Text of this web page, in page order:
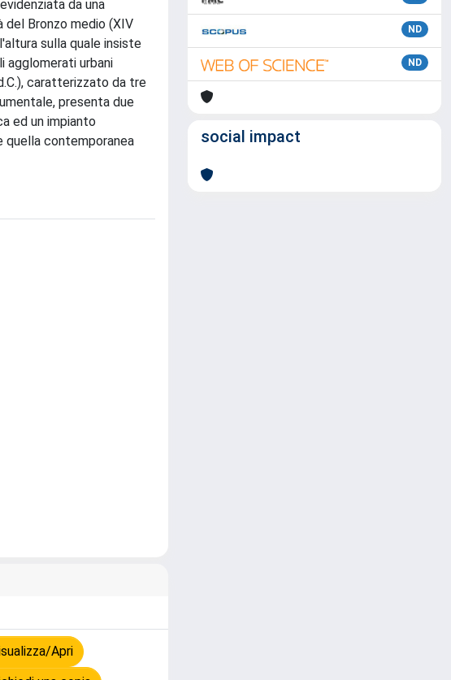
da una
del Bronzo medio (XIV
sulla quale insiste
agglomerati urbani
caratterizzato da tre
presenta due
ed un impianto
quella contemporanea
Apri
ND
ND
social impact